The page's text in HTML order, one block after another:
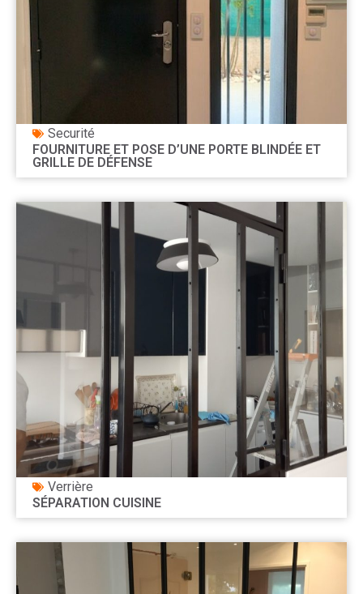
Securité
FOURNITURE ET POSE D’UNE PORTE BLINDÉE ET
GRILLE DE DÉFENSE
Verrière
SÉPARATION CUISINE